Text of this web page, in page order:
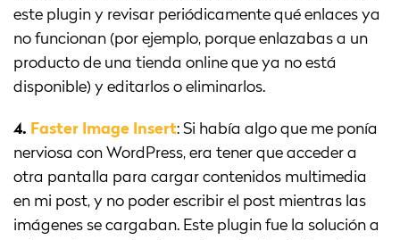
este plugin y revisar periódicamente qué enlaces ya
no funcionan (por ejemplo, porque enlazabas a un
producto de una tienda online que ya no está
disponible) y editarlos o eliminarlos.
4. Faster Image Insert: Si había algo que me ponía
nerviosa con WordPress, era tener que acceder a
otra pantalla para cargar contenidos multimedia
en mi post, y no poder escribir el post mientras las
imágenes se cargaban. Este plugin fue la solución a